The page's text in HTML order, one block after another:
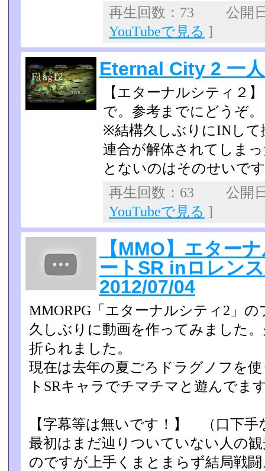
再生回数：73 公開
YouTubeで見る ]
Eternal City 2 一
【エターナルシティ２
で。参考までにどうぞ。
※結構久しぶりにINし
連合が解体されてしま
とないのはそのせいで
再生回数：63 公開
YouTubeで見る ]
【MMO】エター
ートSR inロレン
2012/07/04
MMORPG「エターナルシティ2」
久しぶりに動画を作ってみました
折られました。
現在は去年の夏ごろドラグノフを
トSRキャラでチマチマと­遊んでま
【字幕等は無いです！】 （口下手
最初はまだ辿りついていない人の
のですが上手くまとまらず­結局戦